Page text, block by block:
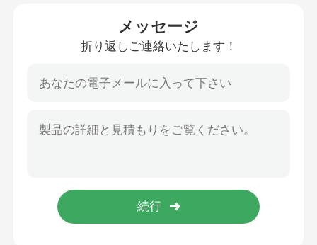
品質管理
私達に連絡しなさい
メッセージ
折り返しご連絡いたします！